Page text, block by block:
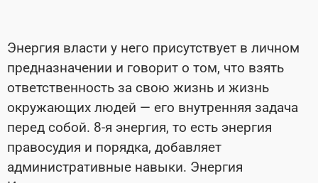
Энергия власти у него присутствует в личном
предназначении и говорит о том, что взять
ответственность за свою жизнь и жизнь
окружающих людей — его внутренняя задача
перед собой. 8-я энергия, то есть энергия
правосудия и порядка, добавляет
административные навыки. Энергия